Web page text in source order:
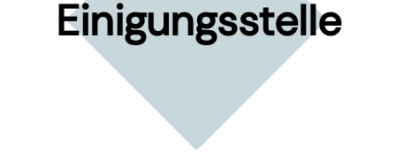
Einigungsstelle